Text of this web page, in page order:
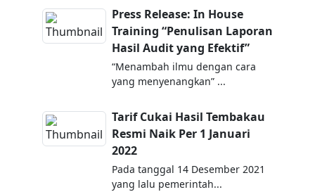
Press Release: In House
Training “Penulisan Laporan
Hasil Audit yang Efektif”
“Menambah ilmu dengan cara
yang menyenangkan” ...
Tarif Cukai Hasil Tembakau
Resmi Naik Per 1 Januari
2022
Pada tanggal 14 Desember 2021
yang lalu pemerintah...